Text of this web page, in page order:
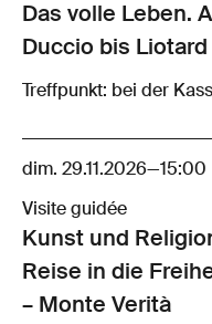
Das volle Leben.
Duccio bis Liotard
Treffpunkt: bei der
dim. 29.11.2026—15:00
Visite guidée
Kunst und
Reise in die
– Monte Verità